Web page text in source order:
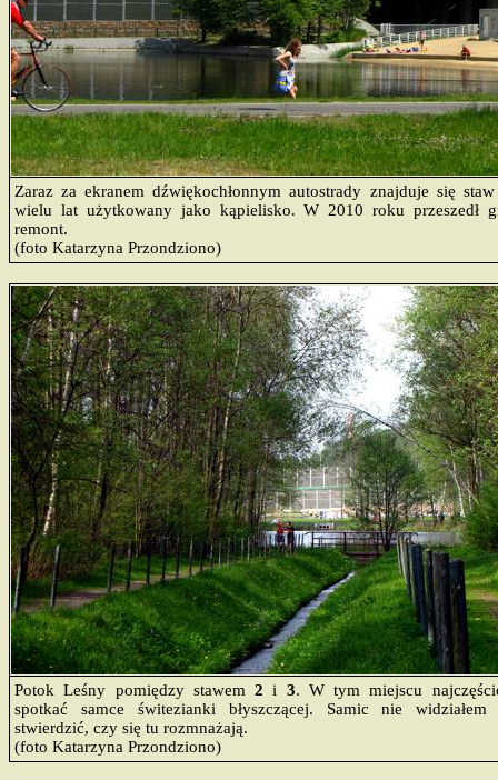
Zaraz za ekranem dźwiękochłonnym autostrady znajduje się
wielu lat użytkowany jako kąpielisko. W 2010 roku przeszedł
remont.
(foto Katarzyna Przondziono)
Potok Leśny pomiędzy stawem2 i 3. W tym miejscu
spotkać samce świtezianki błyszczącej. Samic nie
stwierdzić, czy się tu rozmnażają.
(foto Katarzyna Przondziono)